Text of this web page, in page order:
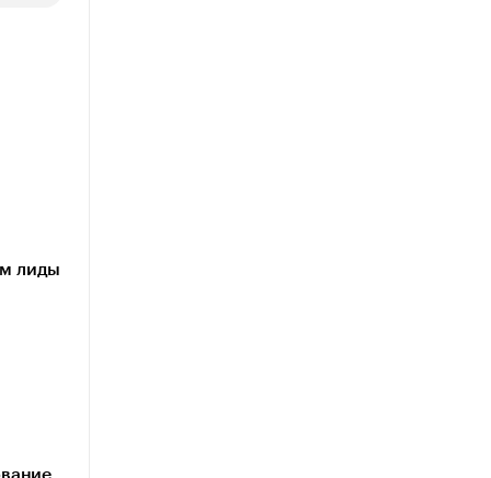
лиды